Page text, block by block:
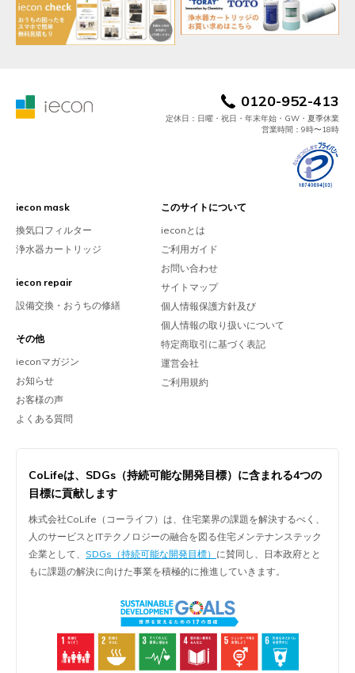
0120-952-413
定休日：日曜・祝日・年末年始・GW・夏季休業
営業時間：9時〜18時
iecon mask
換気口フィルター
浄水器カートリッジ
iecon repair
設備交換・おうちの修繕
その他
ieconマガジン
お知らせ
お客様の声
よくある質問
このサイトについて
ieconとは
ご利用ガイド
お問い合わせ
サイトマップ
個人情報保護方針及び
個人情報の取り扱いについて
特定商取引に基づく表記
運営会社
ご利用規約
CoLifeは、 SDGs（持続可能な開発目標）に含まれる4つの
目標に貢献します
株式会社CoLife（コーライフ）は、住宅業界の課題を解決するべく、
人のサービスとITテクノロジーの融合を図る住宅メンテナンステック
企業として、 SDGs（持続可能な開発目標） に賛同し、日本政府とと
もに課題の解決に向けた事業を積極的に推進していきます。